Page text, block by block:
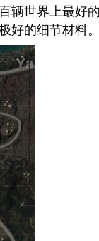
辆世界上最好
好的细节材料